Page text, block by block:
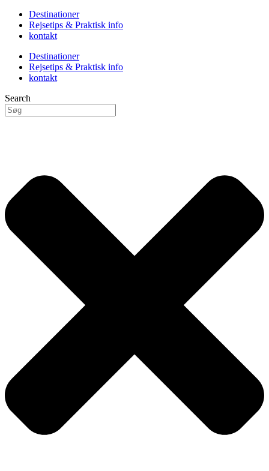
Destinationer
Rejsetips & Praktisk info
kontakt
Destinationer
Rejsetips & Praktisk info
kontakt
Search